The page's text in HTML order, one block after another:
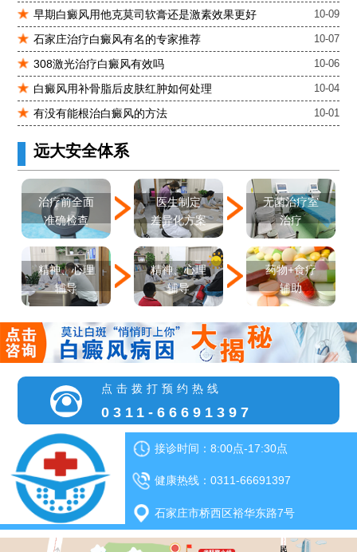
各种白斑的图片
肚子上有几块白色斑块怎么治
早期白癜风用他克莫司软膏还是激素效果更好 10-09
石家庄治疗白癜风有名的专家推荐 10-07
308激光治疗白癜风有效吗 10-06
白癜风用补骨脂后皮肤红肿如何处理 10-04
有没有能根治白癜风的方法 10-01
远大安全体系
治疗前全面
准确检查
医生制定
差异化方案
无菌治疗室
治疗
精神、心理
辅导
精神、心理
辅导
药物+食疗
辅助
点击拨打预约热线
0311-66691397
接诊时间：8:00点-17:30点
健康热线：0311-66691397
石家庄市桥西区裕华东路7号